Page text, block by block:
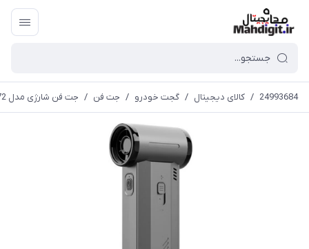
24993684
/ کالای دیجیتال / گجت خودرو / جت فن / جت فن شارژی مدل Multi-Function Violent Fan GXZ-F72